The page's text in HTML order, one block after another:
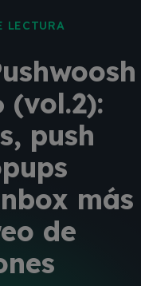
LECTURA
(vol.2):
push
más
de